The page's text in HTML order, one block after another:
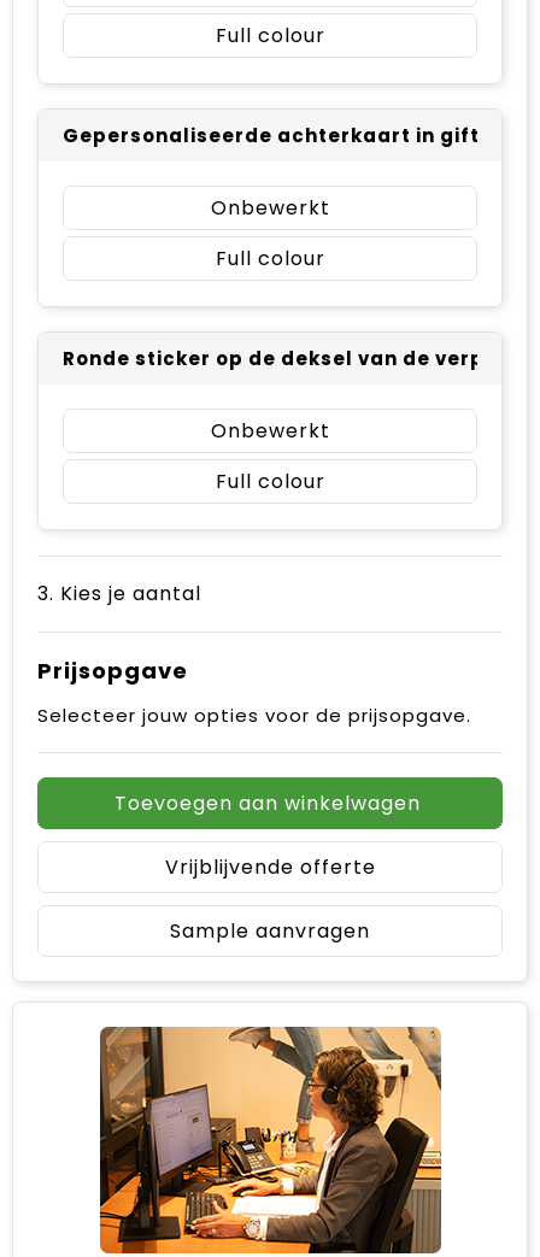
Full colour
Gepersonaliseerde achterkaart in giftbox
Onbewerkt
Full colour
Ronde sticker op de deksel van de
Onbewerkt
Full colour
3. Kies je aantal
Prijsopgave
Selecteer jouw opties voor de prijsopgave.
Toevoegen aan winkelwagen
Vrijblijvende offerte
Sample aanvragen